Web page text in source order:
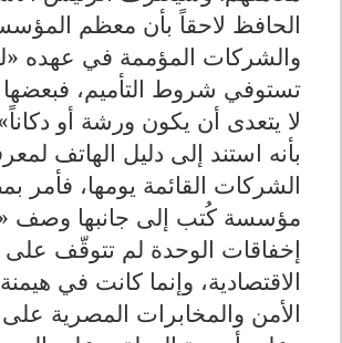
الحافظ لاحقاً بأن معظم
والشركات المؤممة في عهده
تستوفي شروط التأميم،
لا يتعدى أن يكون ورشة أو
بأنه استند إلى دليل الهاتف
الشركات القائمة يومها، فأمر
مؤسسة كُتب إلى جانبها وصف
إخفاقات الوحدة لم تتوقّف على
الاقتصادية، وإنما كانت في
الأمن والمخابرات المصرية على